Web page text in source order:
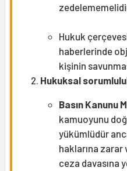
Hukuk
haberlerinde
kişinin
Hukuksal
Basın Kanunu
kamuoyunu
yükümlüdür
haklarına zarar
ceza davasına